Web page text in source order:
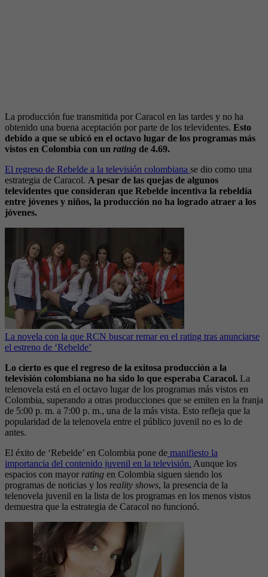
La producción fue transmitida por Caracol en las tardes y no ha
obtenido una buena aceptación por parte de los televidentes. Esto
debido a que se ubicó en el octavo lugar de los programas más
vistos en Colombia con un rating de 4.69.
El regreso de Rebelde a la televisión colombiana se dio como una
estrategia de Caracol. A pesar de las quejas de algunos
televidentes que consideran que Rebelde incentiva la rebeldía
entre jóvenes y niños, la producción no ha logrado atraer a los
jóvenes.
La novela con la que RCN buscar remar en el rating tras anunciarse
el estreno de ‘Rebelde’
Lo cierto es que el regreso de la exitosa producción a la
televisión colombiana no ha sido lo que esperaba Caracol. La
telenovela está en el octavo lugar de los programas más vistos en
Colombia, superando a otras producciones que se emiten en la franja
de 5:00 p. m. a 7:00 p. m., una de la más vista. Esto refleja que la
popularidad de la telenovela entre el público juvenil no es lo de
antes.
El éxito de ‘Rebelde’ en Colombia pone de manifiesto la
importancia del contenido juvenil en la televisión. Aunque los
espacios con mayor rating en Colombia siguen siendo los
programas de noticias y los reality shows, la presencia de la
telenovela juvenil en la lista de los programas en los menos vistos
demuestra que la estrategia de Caracol no funcionó.